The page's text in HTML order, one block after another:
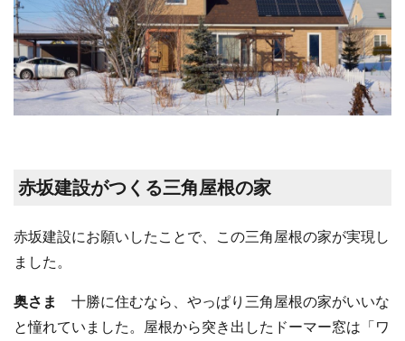
赤坂建設がつくる三角屋根の家
赤坂建設にお願いしたことで、この三角屋根の家が実現し
ました。
奥さま
十勝に住むなら、やっぱり三角屋根の家がいいな
と憧れていました。屋根から突き出したドーマー窓は「ワ